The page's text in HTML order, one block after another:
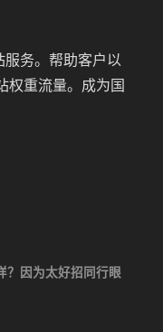
务。帮助客户以
权重流量。成为国
？因为太好招同行眼